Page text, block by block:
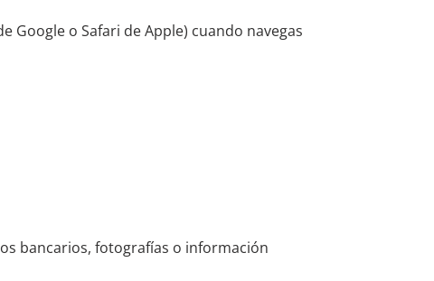
Google o Safari de Apple) cuando navegas
bancarios, fotografías o información